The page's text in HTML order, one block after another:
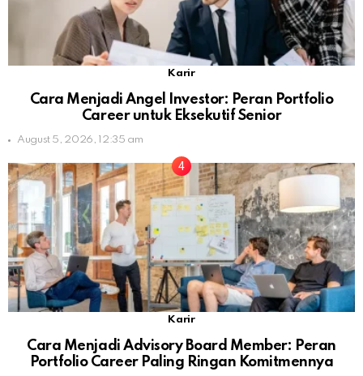
Karir
Cara Menjadi Angel Investor: Peran Portfolio
Career untuk Eksekutif Senior
August 5, 2026, 12:35 am
Karir
Cara Menjadi Advisory Board Member: Peran
Portfolio Career Paling Ringan Komitmennya